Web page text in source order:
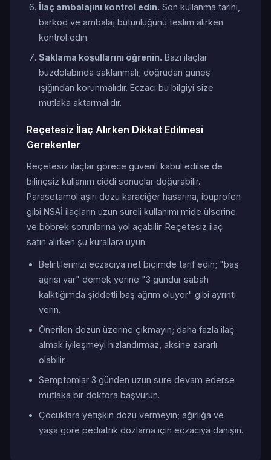
İlaç ambalajını kontrol edin. Son kullanma tarihi,
barkod ve ambalaj bütünlüğünü teslim alırken
kontrol edin.
Saklama koşullarını öğrenin. Bazı ilaçlar
buzdolabında saklanmalı; doğrudan güneş
ışığından korunmalıdır. Eczacı bu bilgiyi size
mutlaka aktarmalıdır.
Reçetesiz İlaç Alırken Dikkat Edilmesi
Gerekenler
Reçetesiz ilaçlar görece güvenli kabul edilse de
bilinçsiz kullanım ciddi sonuçlar doğurabilir.
Parasetamol aşırı dozu karaciğer hasarına, ibuprofen
gibi NSAİ ilaçların uzun süreli kullanımı mide ülserine
ve böbrek sorunlarına yol açabilir. Reçetesiz ilaç
satın alırken şu kurallara uyun:
Belirtilerinizi eczacıya net biçimde tarif edin; "baş
ağrısı var" demek yerine "3 gündür sabah
kalktığımda şiddetli baş ağrım oluyor" gibi ayrıntı
verin.
Önerilen dozun üzerine çıkmayın; daha fazla ilaç
almak iyileşmeyi hızlandırmaz, aksine zararlı
olabilir.
Semptomlar 3 günden uzun süre devam ederse
mutlaka bir doktora başvurun.
Çocuklara yetişkin dozu vermeyin; ağırlığa ve
yaşa göre pediatrik dozlama için eczacıya danışın.